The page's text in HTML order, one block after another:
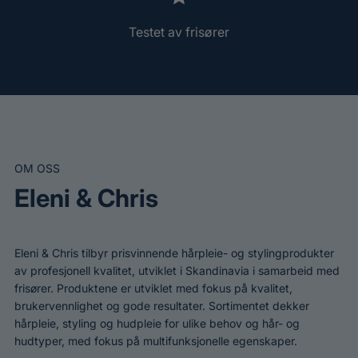
Testet av frisører
OM OSS
Eleni & Chris
Eleni & Chris tilbyr prisvinnende hårpleie- og stylingprodukter
av profesjonell kvalitet, utviklet i Skandinavia i samarbeid med
frisører. Produktene er utviklet med fokus på kvalitet,
brukervennlighet og gode resultater. Sortimentet dekker
hårpleie, styling og hudpleie for ulike behov og hår- og
hudtyper, med fokus på multifunksjonelle egenskaper.